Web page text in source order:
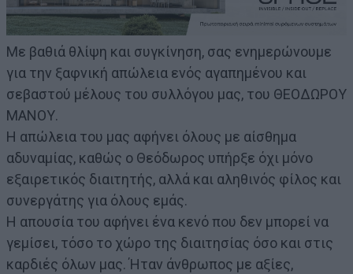
Με βαθιά θλίψη και συγκίνηση, σας ενημερώνουμε
για την ξαφνική απώλεια ενός αγαπημένου και
σεβαστού μέλους του συλλόγου μας, του ΘΕΟΔΩΡΟΥ
ΜΑΝΟΥ.
Η απώλεια του μας αφήνει όλους με αίσθημα
αδυναμίας, καθώς ο Θεόδωρος υπήρξε όχι μόνο
εξαιρετικός διαιτητής, αλλά και αληθινός φίλος και
συνεργάτης για όλους εμάς.
Η απουσία του αφήνει ένα κενό που δεν μπορεί να
γεμίσει, τόσο το χώρο της διαιτησίας όσο και στις
καρδιές όλων μας. Ήταν άνθρωπος με αξίες,